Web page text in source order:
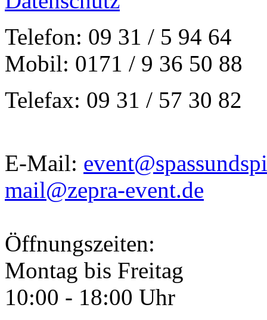
Telefon: 09 31 / 5 94 64
Mobil: 0171 / 9 36 50 88
Telefax: 09 31 / 57 30 82
E-Mail:
mail@zepra-event.de
Öffnungszeiten:
Montag bis Freitag
10:00 - 18:00 Uhr